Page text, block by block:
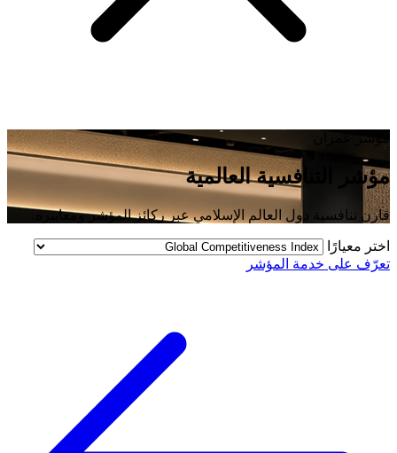
مؤشر عمران
مؤشر التنافسية العالمية
قارن تنافسية دول العالم الإسلامي عبر ركائز المؤشر ومعاييره.
اختر معيارًا
تعرّف على خدمة المؤشر